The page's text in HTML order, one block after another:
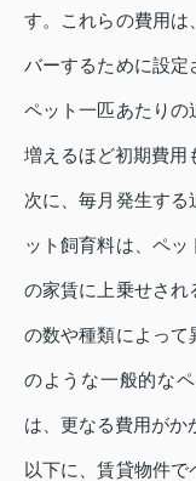
す。これらの費用は
バーするために設定
ペット一匹あたりの
増えるほど初期費用
次に、毎月発生す
ット飼育料は、ペ
の家賃に上乗せされ
の数や種類によって
のような一般的な
は、更なる費用がか
以下に、賃貸物件